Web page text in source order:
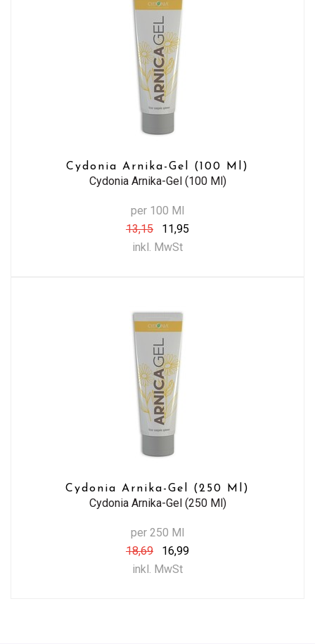
Cydonia Arnika-Gel (100 Ml)
Cydonia Arnika-Gel (100 Ml)
per 100 Ml
13,15
11,95
inkl. MwSt
Cydonia Arnika-Gel (250 Ml)
Cydonia Arnika-Gel (250 Ml)
per 250 Ml
18,69
16,99
inkl. MwSt